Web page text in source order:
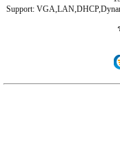
Support: